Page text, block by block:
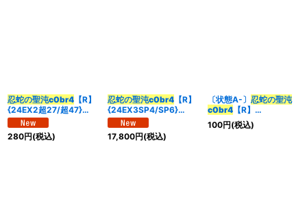
忍蛇の聖沌c0br4 【R】
{24EX2超27/超47}
《闇》
280円(税込)
忍蛇の聖沌c0br4【R】
{24EX3SP4/SP6}
《闇》
17,800円(税込)
〔状態A-〕 忍蛇の聖沌
c0br4【R】
{26SD1W9/12}《闇》
100円(税込)